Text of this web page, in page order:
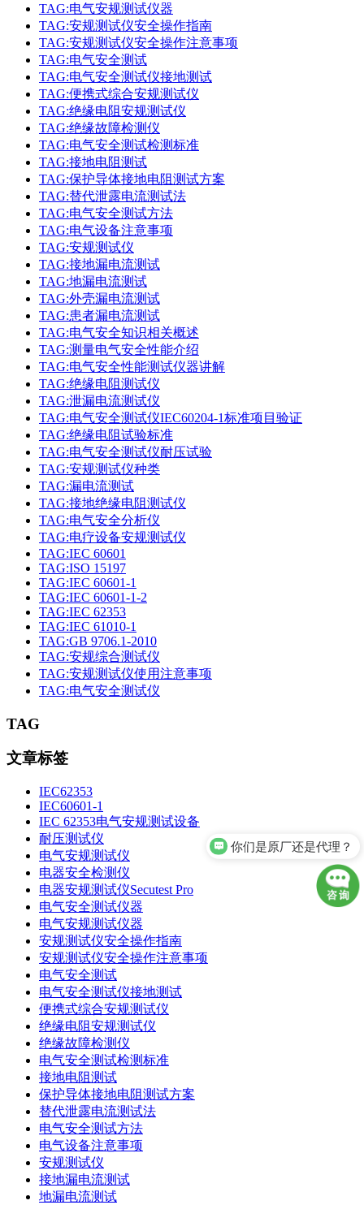
TAG:电气安规测试仪器
TAG:安规测试仪安全操作指南
TAG:安规测试仪安全操作注意事项
TAG:电气安全测试
TAG:电气安全测试仪接地测试
TAG:便携式综合安规测试仪
TAG:绝缘电阻安规测试仪
TAG:绝缘故障检测仪
TAG:电气安全测试检测标准
TAG:接地电阻测试
TAG:保护导体接地电阻测试方案
TAG:替代泄露电流测试法
TAG:电气安全测试方法
TAG:电气设备注意事项
TAG:安规测试仪
TAG:接地漏电流测试
TAG:地漏电流测试
TAG:外壳漏电流测试
TAG:患者漏电流测试
TAG:电气安全知识相关概述
TAG:测量电气安全性能介绍
TAG:电气安全性能测试仪器讲解
TAG:绝缘电阻测试仪
TAG:泄漏电流测试仪
TAG:电气安全测试仪IEC60204-1标准项目验证
TAG:绝缘电阻试验标准
TAG:电气安全测试仪耐压试验
TAG:安规测试仪种类
TAG:漏电流测试
TAG:接地绝缘电阻测试仪
TAG:电气安全分析仪
TAG:电疗设备安规测试仪
TAG:IEC 60601
TAG:ISO 15197
TAG:IEC 60601-1
TAG:IEC 60601-1-2
TAG:IEC 62353
TAG:IEC 61010-1
TAG:GB 9706.1-2010
TAG:安规综合测试仪
TAG:安规测试仪使用注意事项
TAG:电气安全测试仪
TAG
文章标签
IEC62353
IEC60601-1
IEC 62353电气安规测试设备
耐压测试仪
电气安规测试仪
电器安全检测仪
电器安规测试仪Secutest Pro
电气安全测试仪器
电气安规测试仪器
安规测试仪安全操作指南
安规测试仪安全操作注意事项
电气安全测试
电气安全测试仪接地测试
便携式综合安规测试仪
绝缘电阻安规测试仪
绝缘故障检测仪
电气安全测试检测标准
接地电阻测试
保护导体接地电阻测试方案
替代泄露电流测试法
电气安全测试方法
电气设备注意事项
安规测试仪
接地漏电流测试
地漏电流测试
你们是原厂还是代理？